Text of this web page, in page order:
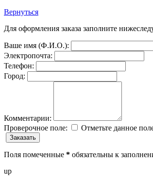
Вернуться
Для оформления заказа заполните
Ваше имя (Ф.И.О.):
Электропочта:
Телефон:
Город:
Комментарии:
Проверочное поле:
Отметьте данное
Поля помеченные * обязательны к
up